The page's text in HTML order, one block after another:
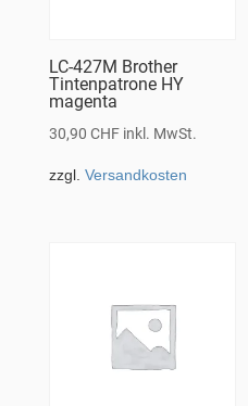
LC-427M Brother
Tintenpatrone HY
magenta
30,90 CHF inkl. MwSt.
zzgl. Versandkosten